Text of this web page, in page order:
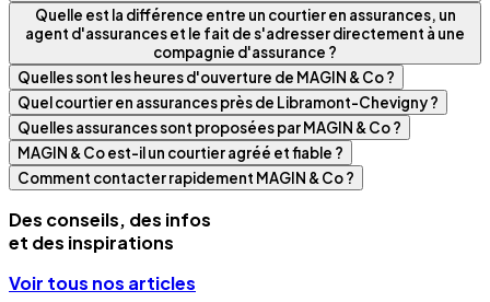
Quelle est la différence entre un courtier en assurances, un
agent d'assurances et le fait de s'adresser directement à une
compagnie d'assurance ?
Quelles sont les heures d'ouverture de MAGIN & Co ?
Quel courtier en assurances près de Libramont-Chevigny ?
Quelles assurances sont proposées par MAGIN & Co ?
MAGIN & Co est-il un courtier agréé et fiable ?
Comment contacter rapidement MAGIN & Co ?
Des conseils, des infos
et des inspirations
Voir tous nos articles